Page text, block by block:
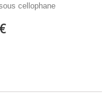
cellophane